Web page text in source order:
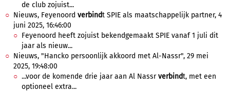
de club zojuist...
Nieuws, Feyenoord verbindt SPIE als maatschappelijk partner, 4
juni 2025, 16:46:00
Feyenoord heeft zojuist bekendgemaakt SPIE vanaf 1 juli dit
jaar als nieuw...
Nieuws, "Hancko persoonlijk akkoord met Al-Nassr", 29 mei
2025, 19:48:00
...voor de komende drie jaar aan Al Nassrverbindt, met een
optioneel extra...